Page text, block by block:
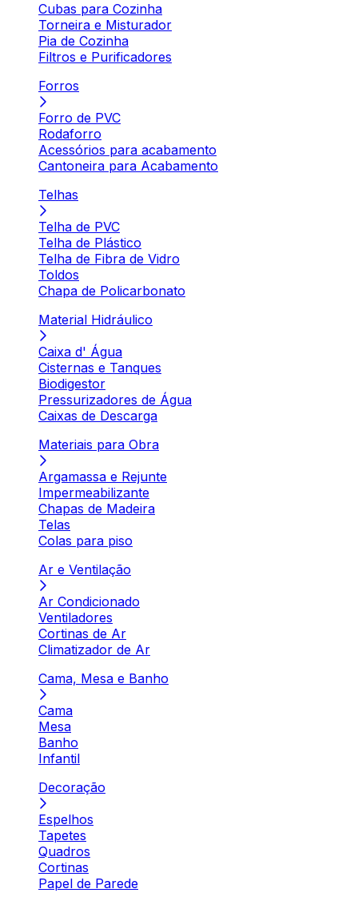
Cubas para Cozinha
Torneira e Misturador
Pia de Cozinha
Filtros e Purificadores
Forros
Forro de PVC
Rodaforro
Acessórios para acabamento
Cantoneira para Acabamento
Telhas
Telha de PVC
Telha de Plástico
Telha de Fibra de Vidro
Toldos
Chapa de Policarbonato
Material Hidráulico
Caixa d' Água
Cisternas e Tanques
Biodigestor
Pressurizadores de Água
Caixas de Descarga
Materiais para Obra
Argamassa e Rejunte
Impermeabilizante
Chapas de Madeira
Telas
Colas para piso
Ar e Ventilação
Ar Condicionado
Ventiladores
Cortinas de Ar
Climatizador de Ar
Cama, Mesa e Banho
Cama
Mesa
Banho
Infantil
Decoração
Espelhos
Tapetes
Quadros
Cortinas
Papel de Parede